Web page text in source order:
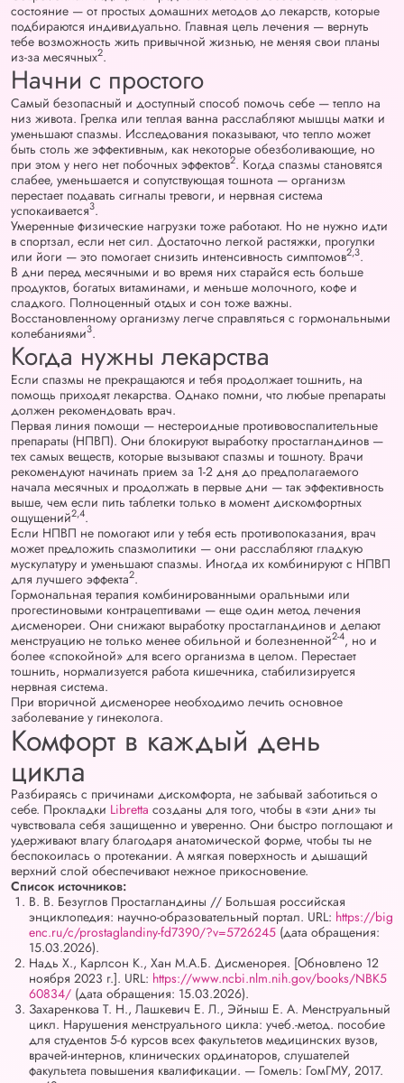
состояние — от простых домашних методов до лекарств, которые
подбираются индивидуально. Главная цель лечения — вернуть
тебе возможность жить привычной жизнью, не меняя свои планы
из-за месячных2.
Начни с простого
Самый безопасный и доступный способ помочь себе — тепло на
низ живота. Грелка или теплая ванна расслабляют мышцы матки и
уменьшают спазмы. Исследования показывают, что тепло может
быть столь же эффективным, как некоторые обезболивающие, но
при этом у него нет побочных эффектов2. Когда спазмы становятся
слабее, уменьшается и сопутствующая тошнота — организм
перестает подавать сигналы тревоги, и нервная система
успокаивается3.
Умеренные физические нагрузки тоже работают. Но не нужно идти
в спортзал, если нет сил. Достаточно легкой растяжки, прогулки
или йоги — это помогает снизить интенсивность симптомов2,3.
В дни перед месячными и во время них старайся есть больше
продуктов, богатых витаминами, и меньше молочного, кофе и
сладкого. Полноценный отдых и сон тоже важны.
Восстановленному организму легче справляться с гормональными
колебаниями3.
Когда нужны лекарства
Если спазмы не прекращаются и тебя продолжает тошнить, на
помощь приходят лекарства. Однако помни, что любые препараты
должен рекомендовать врач.
Первая линия помощи — нестероидные противовоспалительные
препараты (НПВП). Они блокируют выработку простагландинов —
тех самых веществ, которые вызывают спазмы и тошноту. Врачи
рекомендуют начинать прием за 1-2 дня до предполагаемого
начала месячных и продолжать в первые дни — так эффективность
выше, чем если пить таблетки только в момент дискомфортных
ощущений2,4.
Если НПВП не помогают или у тебя есть противопоказания, врач
может предложить спазмолитики — они расслабляют гладкую
мускулатуру и уменьшают спазмы. Иногда их комбинируют с НПВП
для лучшего эффекта2.
Гормональная терапия комбинированными оральными или
прогестиновыми контрацептивами — еще один метод лечения
дисменореи. Они снижают выработку простагландинов и делают
менструацию не только менее обильной и болезненной2-4, но и
более «спокойной» для всего организма в целом. Перестает
тошнить, нормализуется работа кишечника, стабилизируется
нервная система.
При вторичной дисменорее необходимо лечить основное
заболевание у гинеколога.
Комфорт в каждый день
цикла
Разбираясь с причинами дискомфорта, не забывай заботиться о
себе. Прокладки Libretta созданы для того, чтобы в «эти дни» ты
чувствовала себя защищенно и уверенно. Они быстро поглощают и
удерживают влагу благодаря анатомической форме, чтобы ты не
беспокоилась о протекании. А мягкая поверхность и дышащий
верхний слой обеспечивают нежное прикосновение.
Список источников:
В. В. Безуглов Простагландины // Большая российская
энциклопедия: научно-образовательный портал. URL: https://big
enc.ru/c/prostaglandiny-fd7390/?v=5726245 (дата обращения:
15.03.2026).
Надь Х., Карлсон К., Хан М.А.Б. Дисменорея. [Обновлено 12
ноября 2023 г.]. URL: https://www.ncbi.nlm.nih.gov/books/NBK5
60834/ (дата обращения: 15.03.2026).
Захаренкова Т. Н., Лашкевич Е. Л., Эйныш Е. А. Менструальный
цикл. Нарушения менструального цикла: учеб.-метод. пособие
для студентов 5-6 курсов всех факультетов медицинских вузов,
врачей-интернов, клинических ординаторов, слушателей
факультета повышения квалификации. — Гомель: ГомГМУ, 2017.